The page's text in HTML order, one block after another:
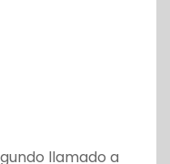
llamado a